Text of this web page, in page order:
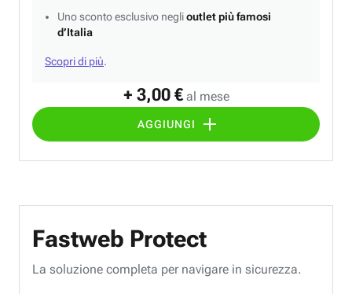
+ 3,00 € al mese
AGGIUNGI
Uno sconto esclusivo neglioutlet più famosi
d’Italia
Scopri di più.
Fastweb Protect
La soluzione completa per navigare in sicurezza.